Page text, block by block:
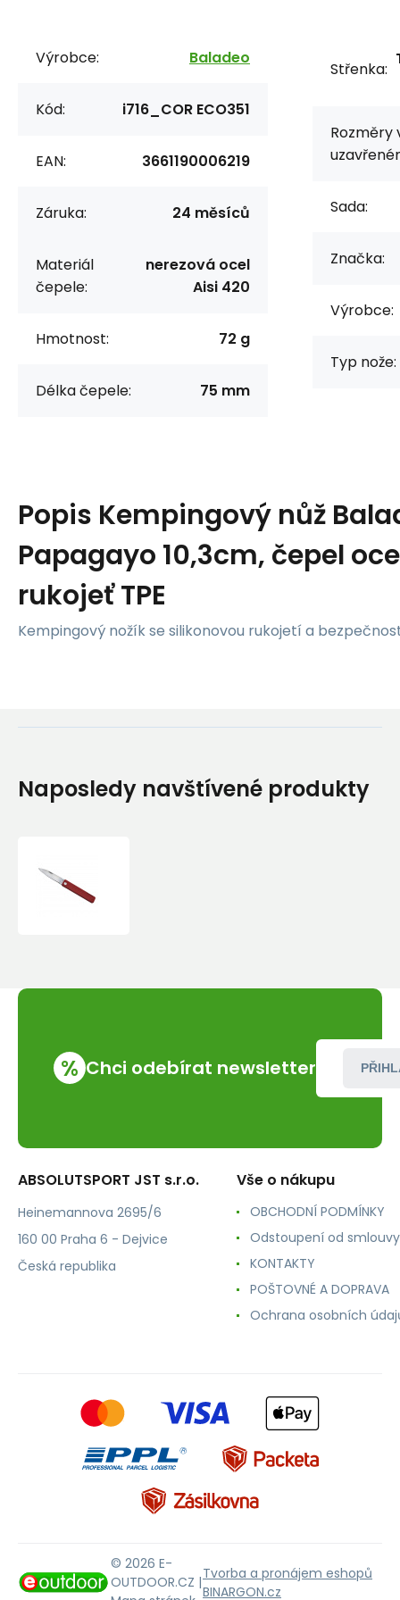
Výrobce: Baladeo
Kód: i716_COR ECO351
EAN: 3661190006219
Záruka: 24 měsíců
Materiál
čepele:
nerezová ocel
Aisi 420
Hmotnost: 72 g
Délka čepele: 75 mm
Střenka:
Rozměry
Sada:
Značka:
Výrobce:
Typ nože:
Popis Kempingový nůž
Papagayo 10,3cm, čepel
rukojeť TPE
Kempingový nožík se silikonovou rukojetí a
Naposledy navštívené produkty
ocel
% Chci odebírat newsletter
ABSOLUTSPORT JST s.r.o.
Heinemannova 2695/6
160 00 Praha 6 - Dejvice
Česká republika
Vše o nákupu
OBCHODNÍ PODMÍNKY
Odstoupení od smlouvy
KONTAKTY
POŠTOVNÉ A DOPRAVA
Ochrana osobních
© 2026 E-
OUTDOOR.CZ |
Tvorba a pronájem eshopů
BINARGON.cz